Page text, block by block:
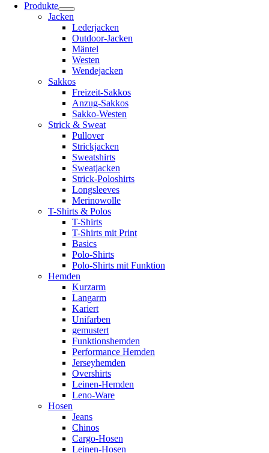
Produkte
Jacken
Lederjacken
Outdoor-Jacken
Mäntel
Westen
Wendejacken
Sakkos
Freizeit-Sakkos
Anzug-Sakkos
Sakko-Westen
Strick & Sweat
Pullover
Strickjacken
Sweatshirts
Sweatjacken
Strick-Poloshirts
Longsleeves
Merinowolle
T-Shirts & Polos
T-Shirts
T-Shirts mit Print
Basics
Polo-Shirts
Polo-Shirts mit Funktion
Hemden
Kurzarm
Langarm
Kariert
Unifarben
gemustert
Funktionshemden
Performance Hemden
Jerseyhemden
Overshirts
Leinen-Hemden
Leno-Ware
Hosen
Jeans
Chinos
Cargo-Hosen
Leinen-Hosen